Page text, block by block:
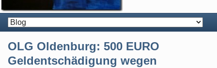
OLG Oldenburg: 500 EURO
Geldentschädigung wegen